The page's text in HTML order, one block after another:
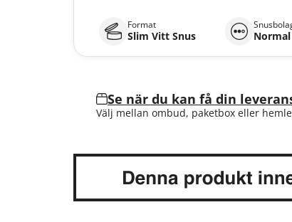
Format
Slim Vitt Snus Normal
Se när du kan få din
Välj mellan ombud, paketbox eller